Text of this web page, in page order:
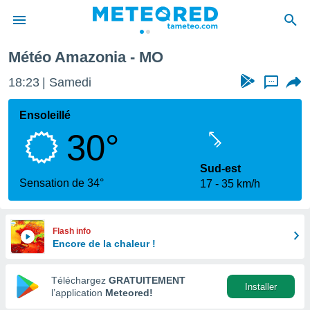
de
en
Météo Amazonia - MO
18:23 Samedi ...
Ensoleillé
30°
Sensation de 34°
Sud-est
17
35 km/h
Flash info
Encore de la chaleur !
Téléchargez GRATUITEMENT
l’application Meteored!
Installer